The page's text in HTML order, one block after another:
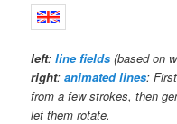
left:line fields (based on
right:animated lines:
from a few strokes, then
let them rotate.